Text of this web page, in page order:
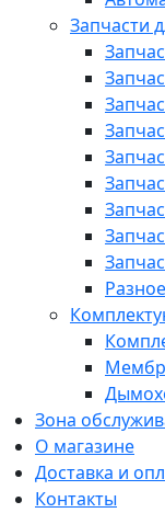
Запчасти
Разное
Зона
О магазине
Доставка и
Контакты